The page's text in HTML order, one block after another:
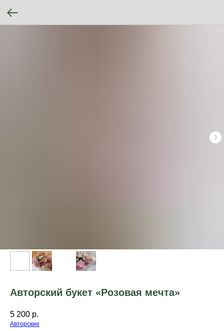
Авторский букет «Розовая мечта»
5 200 р.
Авторские